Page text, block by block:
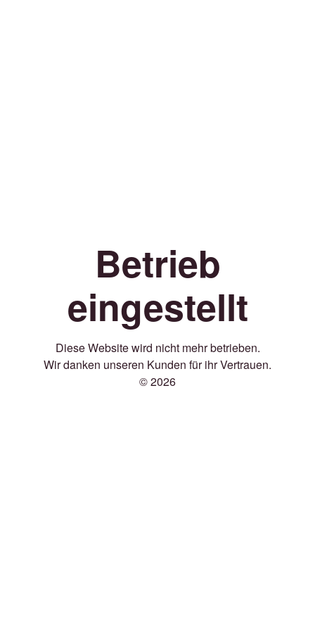
Betrieb
eingestellt
Diese Website wird nicht mehr betrieben.
Wir danken unseren Kunden für ihr Vertrauen.
© 2026